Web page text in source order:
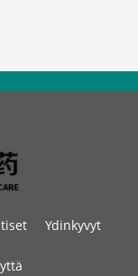
Ydinkyvyt